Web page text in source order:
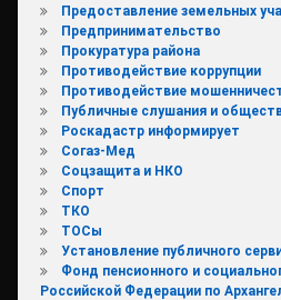
Предоставление земельных
Предпринимательство
Прокуратура района
Противодействие коррупции
Противодействие
Публичные слушания и
Роскадастр информирует
Согаз-Мед
Соцзащита и НКО
Спорт
ТКО
ТОСы
Установление публичного
Фонд пенсионного и
Российской Федерации по